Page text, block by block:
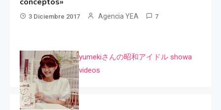
3 Diciembre 2017 Agencia YEA 7
yumekiさんの昭和アイドル showa
videos